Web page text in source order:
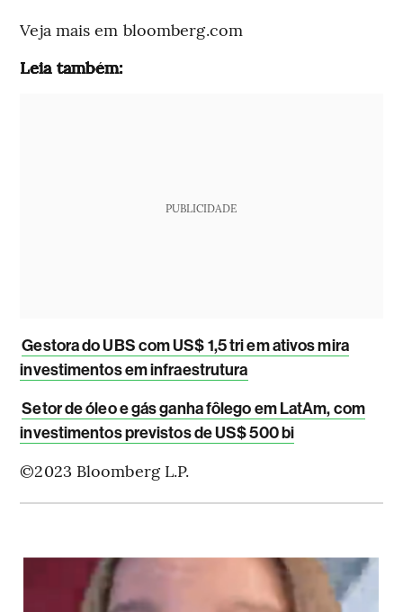
Veja mais em bloomberg.com
Leia também:
PUBLICIDADE
Gestora do UBS com US$ 1,5 tri em ativos mira
investimentos em infraestrutura
Setor de óleo e gás ganha fôlego em LatAm, com
investimentos previstos de US$ 500 bi
©2023 Bloomberg L.P.